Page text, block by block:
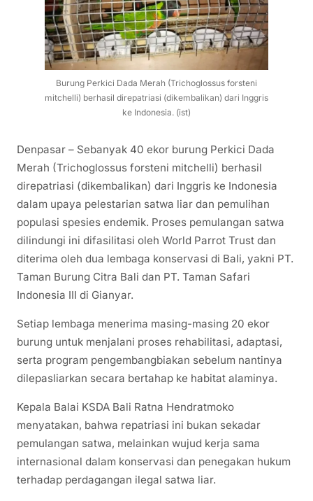
Burung Perkici Dada Merah (Trichoglossus forsteni
mitchelli) berhasil direpatriasi (dikembalikan) dari Inggris
ke Indonesia. (ist)
Denpasar – Sebanyak 40 ekor burung Perkici Dada
Merah (Trichoglossus forsteni mitchelli) berhasil
direpatriasi (dikembalikan) dari Inggris ke Indonesia
dalam upaya pelestarian satwa liar dan pemulihan
populasi spesies endemik. Proses pemulangan satwa
dilindungi ini difasilitasi oleh World Parrot Trust dan
diterima oleh dua lembaga konservasi di Bali, yakni PT.
Taman Burung Citra Bali dan PT. Taman Safari
Indonesia III di Gianyar.
Setiap lembaga menerima masing-masing 20 ekor
burung untuk menjalani proses rehabilitasi, adaptasi,
serta program pengembangbiakan sebelum nantinya
dilepasliarkan secara bertahap ke habitat alaminya.
Kepala Balai KSDA Bali Ratna Hendratmoko
menyatakan, bahwa repatriasi ini bukan sekadar
pemulangan satwa, melainkan wujud kerja sama
internasional dalam konservasi dan penegakan hukum
terhadap perdagangan ilegal satwa liar.